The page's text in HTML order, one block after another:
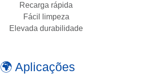
Recarga rápida
Fácil limpeza
Elevada durabilidade
🌍 Aplicações